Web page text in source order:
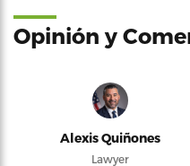
Opinión y
Alexis Quiñones
Lawyer